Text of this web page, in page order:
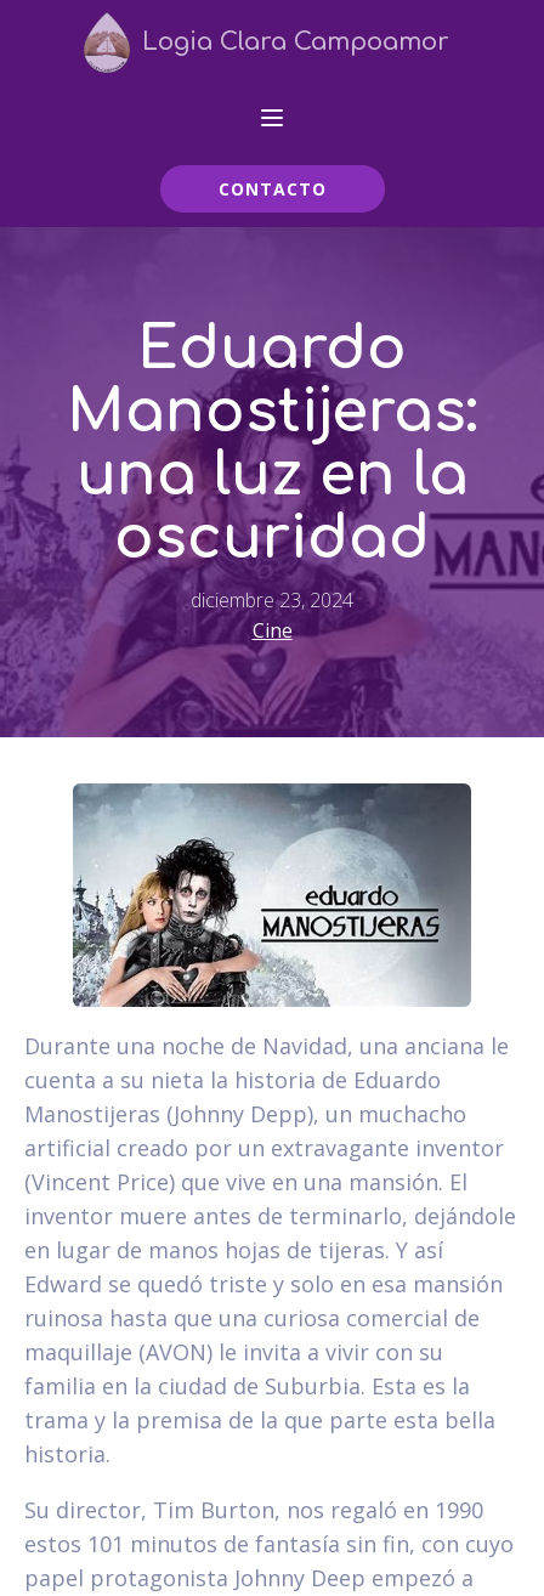
Logia Clara Campoamor
CONTACTO
Eduardo
Manostijeras:
una luz en la
oscuridad
diciembre 23, 2024
Cine
Durante una noche de Navidad, una anciana le
cuenta a su nieta la historia de Eduardo
Manostijeras (Johnny Depp), un muchacho
artificial creado por un extravagante inventor
(Vincent Price) que vive en una mansión. El
inventor muere antes de terminarlo, dejándole
en lugar de manos hojas de tijeras. Y así
Edward se quedó triste y solo en esa mansión
ruinosa hasta que una curiosa comercial de
maquillaje (AVON) le invita a vivir con su
familia en la ciudad de Suburbia. Esta es la
trama y la premisa de la que parte esta bella
historia.
Su director, Tim Burton, nos regaló en 1990
estos 101 minutos de fantasía sin fin, con cuyo
papel protagonista Johnny Deep empezó a